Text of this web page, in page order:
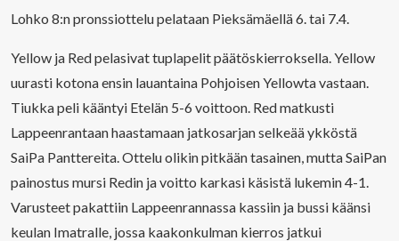
Lohko 8:n pronssiottelu pelataan Pieksämäellä 6. tai 7.4.
Yellow ja Red pelasivat tuplapelit päätöskierroksella. Yellow
uurasti kotona ensin lauantaina Pohjoisen Yellowta vastaan.
Tiukka peli kääntyi Etelän 5-6 voittoon. Red matkusti
Lappeenrantaan haastamaan jatkosarjan selkeää ykköstä
SaiPa Panttereita. Ottelu olikin pitkään tasainen, mutta SaiPan
painostus mursi Redin ja voitto karkasi käsistä lukemin 4-1.
Varusteet pakattiin Lappeenrannassa kassiin ja bussi käänsi
keulan Imatralle, jossa kaakonkulman kierros jatkui